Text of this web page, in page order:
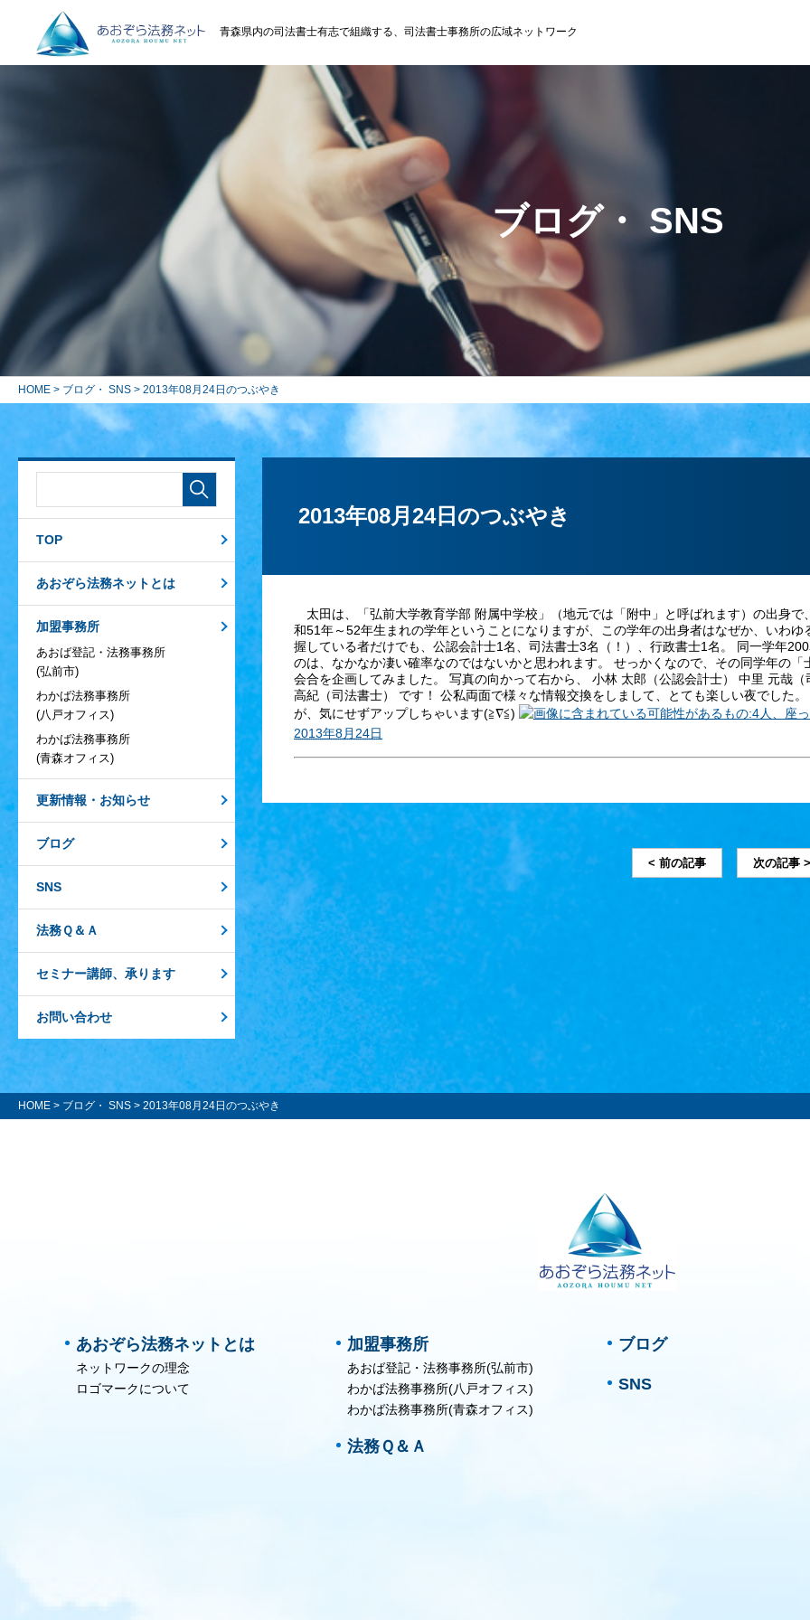
青森県内の司法書士有志で組織する、司法書士事務所の広域ネットワーク
ブログ・ SNS
HOME > ブログ・ SNS > 2013年08月24日のつぶやき
2013年08月24日のつぶやき
太田は、「弘前大学教育学部 附属中学校」（地元では「附中」と呼ばれます）の出身
和51年～52年生まれの学年ということになりますが、この学年の出身者はなぜか、いわ
握している者だけでも、公認会計士1名、司法書士3名（！）、行政書士1名。 同一学年
のは、なかなか凄い確率なのではないかと思われます。 せっかくなので、その同学年の
会合を企画してみました。 写真の向かって右から、 小林 太郎（公認会計士） 中里 元哉
高紀（司法書士） です！ 公私両面で様々な情報交換をしまして、とても楽しい夜でした
が、気にせずアップしちゃいます(≧∇≦)
2013年8月24日
< 前の記事 次の記事 >
TOP
あおぞら法務ネットとは
加盟事務所
あおば登記・法務事務所
(弘前市)
わかば法務事務所
(八戸オフィス)
わかば法務事務所
(青森オフィス)
更新情報・お知らせ
ブログ
SNS
法務Ｑ＆Ａ
セミナー講師、承ります
お問い合わせ
HOME > ブログ・ SNS > 2013年08月24日のつぶやき
あおぞら法務ネットとは
ネットワークの理念
ロゴマークについて
加盟事務所
あおば登記・法務事務所(弘前市)
わかば法務事務所(八戸オフィス)
わかば法務事務所(青森オフィス)
法務Ｑ＆Ａ
ブログ
SNS